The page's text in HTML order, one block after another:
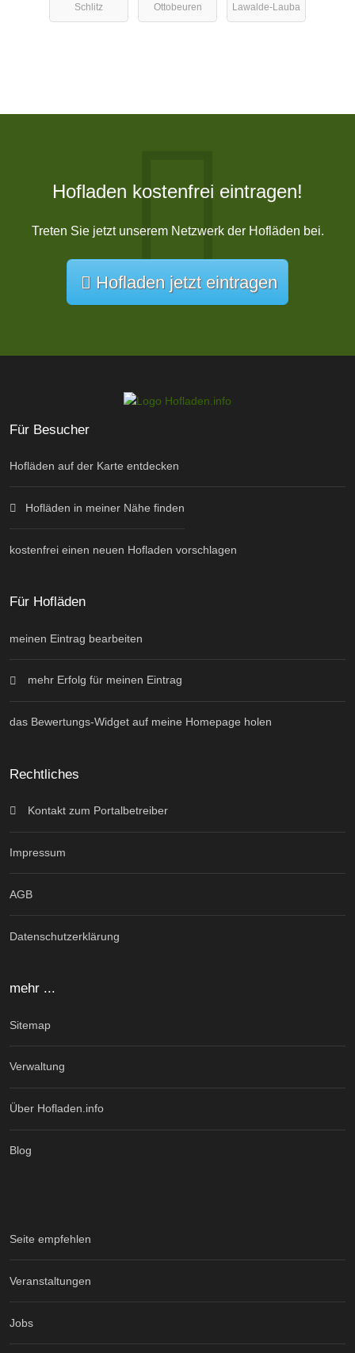
Schlitz Ottobeuren
Lawalde-Lauba
Hofladen kostenfrei eintragen!
Treten Sie jetzt unserem Netzwerk der Hofläden bei.
Hofladen jetzt eintragen
Für Besucher
Hofläden auf der Karte entdecken
Hofläden in meiner Nähe finden
kostenfrei einen neuen Hofladen vorschlagen
Für Hofläden
meinen Eintrag bearbeiten
mehr Erfolg für meinen Eintrag
das Bewertungs-Widget auf meine Homepage holen
Rechtliches
Kontakt zum Portalbetreiber
Impressum
AGB
Datenschutzerklärung
mehr ...
Sitemap
Verwaltung
Über Hofladen.info
Blog
Seite empfehlen
Veranstaltungen
Jobs